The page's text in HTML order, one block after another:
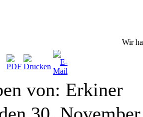
Wir
von: Erkiner